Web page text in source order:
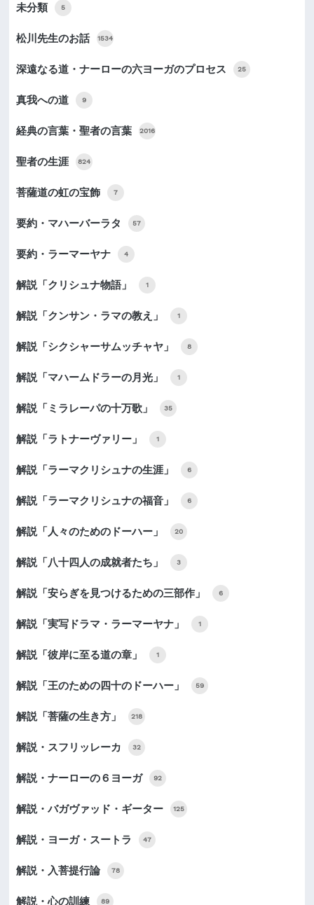
未分類 5
松川先生のお話 1534
深遠なる道・ナーローの六ヨーガのプロセス 25
真我への道 9
経典の言葉・聖者の言葉 2016
聖者の生涯 824
菩薩道の虹の宝飾 7
要約・マハーバーラタ 57
要約・ラーマーヤナ 4
解説「クリシュナ物語」 1
解説「クンサン・ラマの教え」 1
解説「シクシャーサムッチャヤ」 8
解説「マハームドラーの月光」 1
解説「ミラレーパの十万歌」 35
解説「ラトナーヴァリー」 1
解説「ラーマクリシュナの生涯」 6
解説「ラーマクリシュナの福音」 6
解説「人々のためのドーハー」 20
解説「八十四人の成就者たち」 3
解説「安らぎを見つけるための三部作」 6
解説「実写ドラマ・ラーマーヤナ」 1
解説「彼岸に至る道の章」 1
解説「王のための四十のドーハー」 59
解説「菩薩の生き方」 218
解説・スフリッレーカ 32
解説・ナーローの６ヨーガ 92
解説・バガヴァッド・ギーター 125
解説・ヨーガ・スートラ 47
解説・入菩提行論 78
解説・心の訓練 89